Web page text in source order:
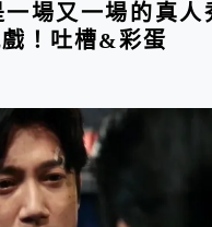
一場又一場的真
！吐槽&彩蛋